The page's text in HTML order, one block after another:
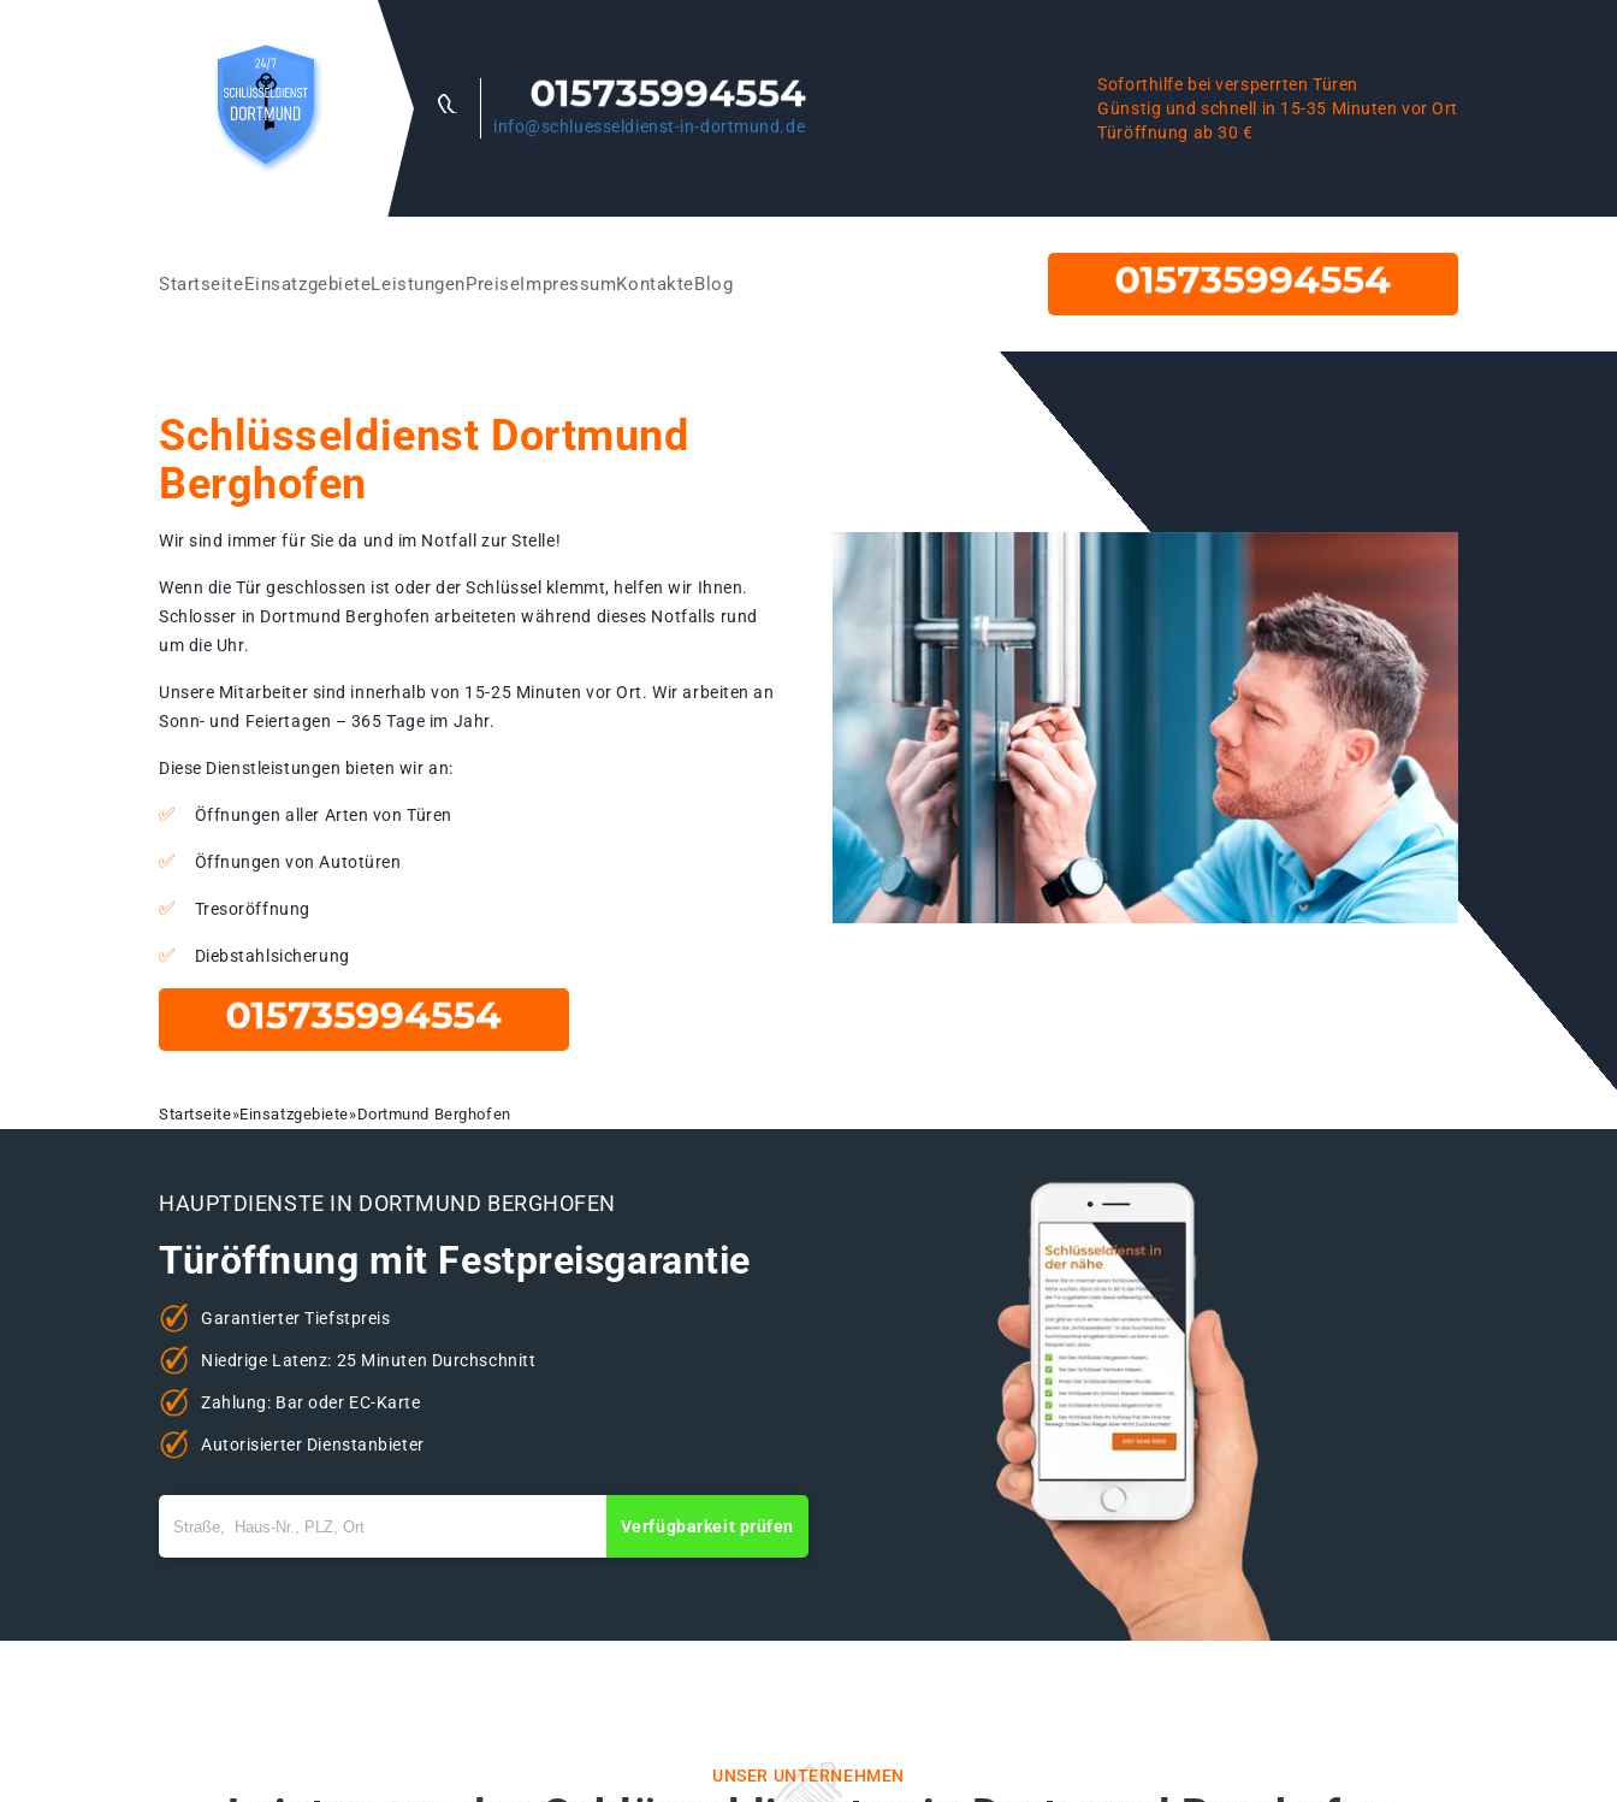
info@schluesseldienst-in-dortmund.de
Soforthilfe bei versperrten Türen
Günstig und schnell in 15-35 Minuten vor Ort
Türöffnung ab 30 €
StartseiteEinsatzgebieteLeistungenPreiseImpressumKontakteBlog
Schlüsseldienst Dortmund
Berghofen
Wir sind immer für Sie da und im Notfall zur Stelle!
Wenn die Tür geschlossen ist oder der Schlüssel klemmt, helfen wir Ihnen.
Schlosser in Dortmund Berghofen arbeiteten während dieses Notfalls rund
um die Uhr.
Unsere Mitarbeiter sind innerhalb von 15-25 Minuten vor Ort. Wir arbeiten an
Sonn- und Feiertagen – 365 Tage im Jahr.
Diese Dienstleistungen bieten wir an:
Öffnungen aller Arten von Türen
Öffnungen von Autotüren
Tresoröffnung
Diebstahlsicherung
Startseite»Einsatzgebiete»Dortmund Berghofen
HAUPTDIENSTE IN DORTMUND BERGHOFEN
Türöffnung mit Festpreisgarantie
Garantierter Tiefstpreis
Niedrige Latenz: 25 Minuten Durchschnitt
Zahlung: Bar oder EC-Karte
Autorisierter Dienstanbieter
Verfügbarkeit prüfen
UNSER UNTERNEHMEN